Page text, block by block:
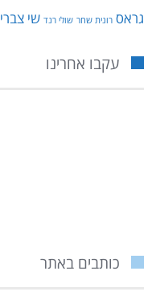
גראס רונית שחר שולי רנד שי צברי
עקבו אחרינו
כותבים באתר